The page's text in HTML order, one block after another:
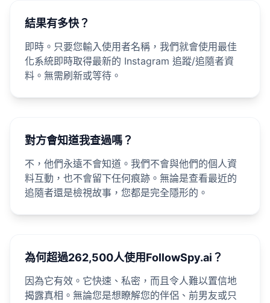
結果有多快？
即時。只要您輸入使用者名稱，我們就會使用最佳
化系統即時取得最新的 Instagram 追蹤/追隨者資
料。無需刷新或等待。
對方會知道我查過嗎？
不，他們永遠不會知道。我們不會與他們的個人資
料互動，也不會留下任何痕跡。無論是查看最近的
追隨者還是檢視故事，您都是完全隱形的。
為何超過262,500人使用FollowSpy.ai？
因為它有效。它快速、私密，而且令人難以置信地
揭露真相。無論您是想瞭解您的伴侶、前男友或只